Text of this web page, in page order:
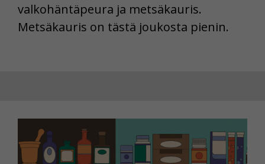
valkohäntäpeura ja metsäkauris.
Metsäkauris on tästä joukosta pienin.